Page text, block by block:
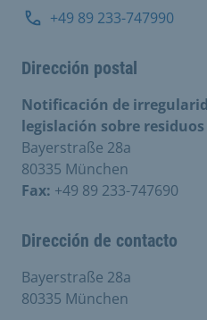
+49 89 233-747990
Dirección postal
Notificación de
legislación sobre residuos
Bayerstraße 28a
80335 München
Fax: +49 89 233-747690
Dirección de contacto
Bayerstraße 28a
80335 München